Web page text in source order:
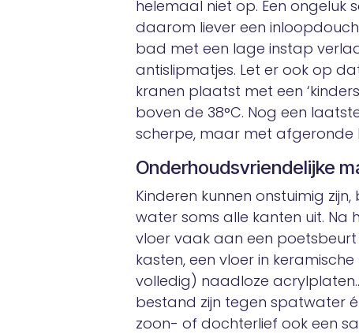
helemaal niet op. Een ongeluk
daarom liever een
bad met een lage instap
antislipmatjes. Let er ook op
kranen plaatst met een
boven de 38°C. Nog een
scherpe, maar met afgeronde
Onderhoudsvriendelijke
Kinderen kunnen onstuimig
water soms alle kanten uit. Na
vloer vaak aan een
kasten, een vloer in
volledig) naadloze
bestand zijn tegen spatwater
zoon- of dochterlief ook een